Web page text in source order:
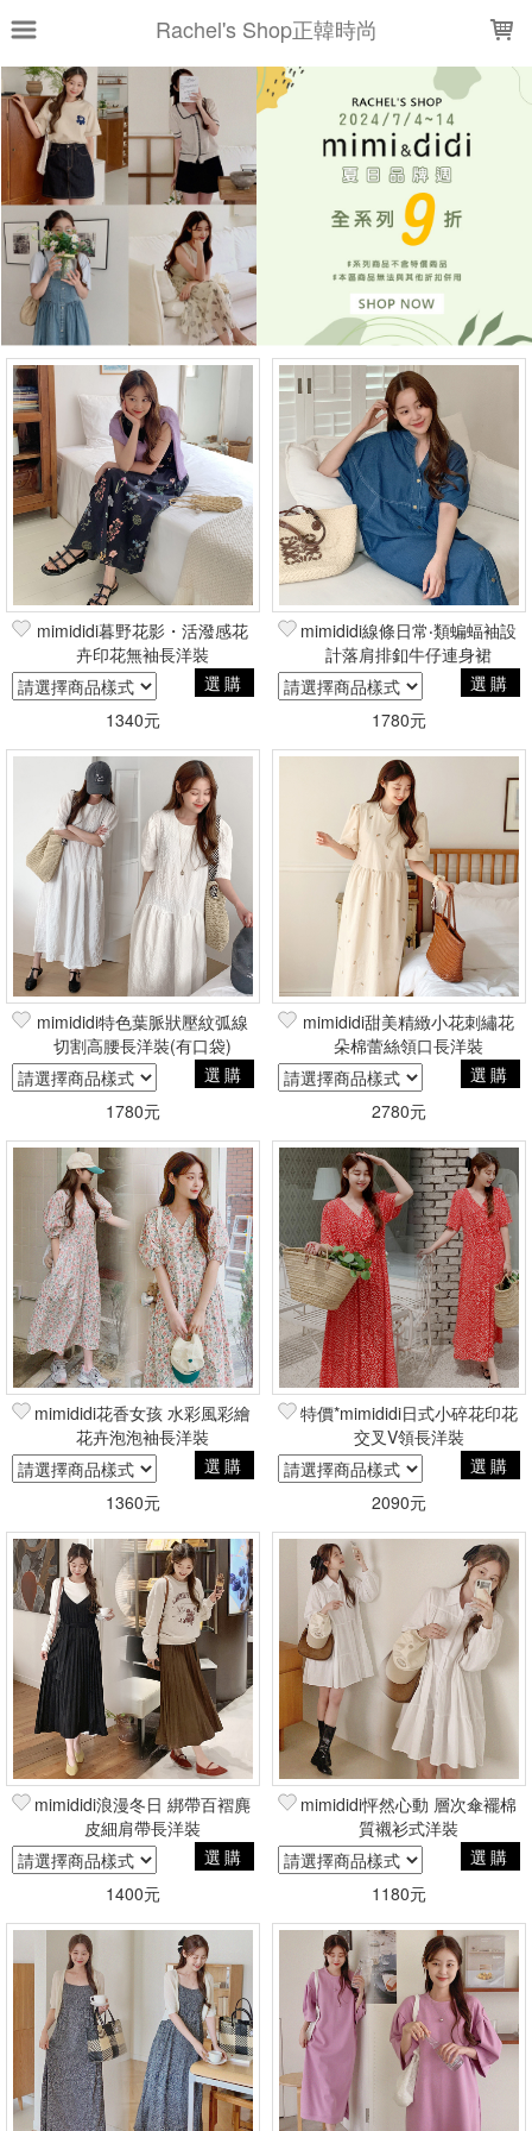
Rachel's Shop正韓時尚
上架時間 銷售件數 銷售價格
樣式尺寸篩選
全部樣式 黑 象牙白 海軍藍
米駝
奶油白
灰 黑S
天空藍
棕
全部尺寸 S
現貨商品
篩選
mimididi暮野花影・活潑感花
卉印花無袖長洋裝
選購
1340元
mimididi線條日常‧類蝙蝠袖設
計落肩排釦牛仔連身裙
選購
1780元
mimididi特色葉脈狀壓紋弧線
切割高腰長洋裝(有口袋)
選購
1780元
mimididi甜美精緻小花刺繡花
朵棉蕾絲領口長洋裝
選購
2780元
mimididi花香女孩 水彩風彩繪
花卉泡泡袖長洋裝
選購
1360元
特價*mimididi日式小碎花印花
交叉V領長洋裝
選購
2090元
mimididi浪漫冬日 綁帶百褶麂
皮細肩帶長洋裝
選購
1400元
mimididi怦然心動 層次傘襬棉
質襯衫式洋裝
選購
1180元